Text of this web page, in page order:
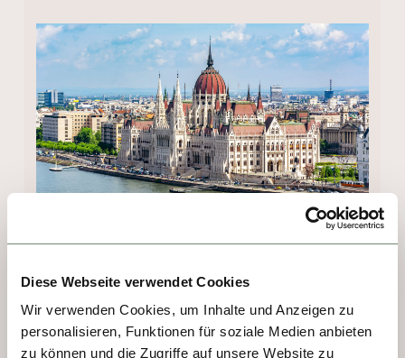
Diese Webseite verwendet Cookies
Wir verwenden Cookies, um Inhalte und Anzeigen zu
personalisieren, Funktionen für soziale Medien anbieten
zu können und die Zugriffe auf unsere Website zu
DÍA 6 - BRATISLAVA
Antes considerada una ciudad gris,